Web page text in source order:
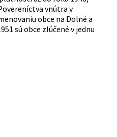
vnútra v
obce na Dolné a
sú obce zlúčené v jednu